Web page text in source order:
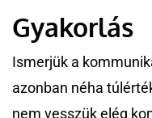
Gyakorlás
Ismerjük a
azonban néha
nem vesszük elég